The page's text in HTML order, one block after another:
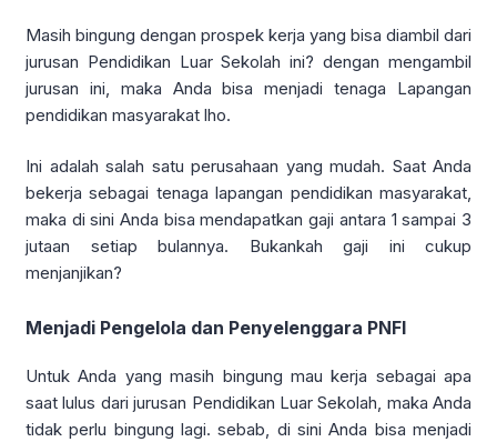
Masih bingung dengan prospek kerja yang bisa diambil dari
jurusan Pendidikan Luar Sekolah ini? dengan mengambil
jurusan ini, maka Anda bisa menjadi tenaga Lapangan
pendidikan masyarakat lho.
Ini adalah salah satu perusahaan yang mudah. Saat Anda
bekerja sebagai tenaga lapangan pendidikan masyarakat,
maka di sini Anda bisa mendapatkan gaji antara 1 sampai 3
jutaan setiap bulannya. Bukankah gaji ini cukup
menjanjikan?
Menjadi Pengelola dan Penyelenggara PNFI
Untuk Anda yang masih bingung mau kerja sebagai apa
saat lulus dari jurusan Pendidikan Luar Sekolah, maka Anda
tidak perlu bingung lagi. sebab, di sini Anda bisa menjadi